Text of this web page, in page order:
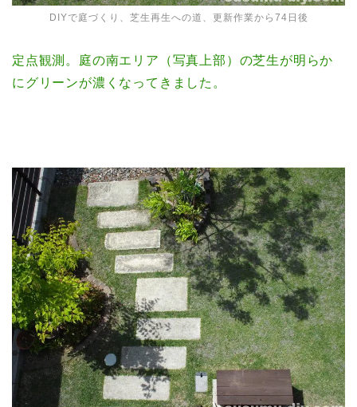
DIYで庭づくり、芝生再生への道、更新作業から74日後
定点観測。庭の南エリア（写真上部）の芝生が明らか
にグリーンが濃くなってきました。